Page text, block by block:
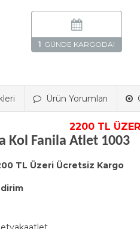
1
Ürün Yorumları
2200 TL ÜZERİ
Kol Fanila Atlet 1003
TL Üzeri Ücretsiz Kargo